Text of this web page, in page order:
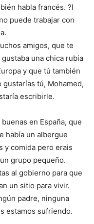
habla francés. ?l
puede trabajar con
amigos, que te
una chica rubia
y que tú también
gustarías tú, Mohamed,
escribirle.
en España, que
había un albergue
y comida pero erais
grupo pequeño.
al gobierno para que
un sitio para vivir.
padre, ninguna
estamos sufriendo.